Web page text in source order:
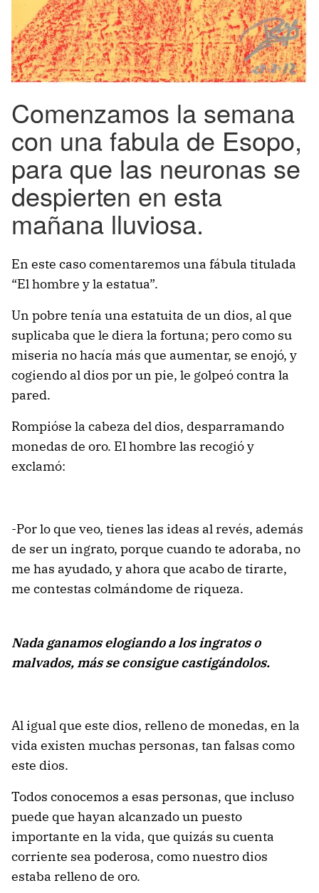
Comenzamos la semana
con una fabula de Esopo,
para que las neuronas se
despierten en esta
mañana lluviosa.
En este caso comentaremos una fábula titulada
“El hombre y la estatua”.
Un pobre tenía una estatuita de un dios, al que
suplicaba que le diera la fortuna; pero como su
miseria no hacía más que aumentar, se enojó, y
cogiendo al dios por un pie, le golpeó contra la
pared.
Rompióse la cabeza del dios, desparramando
monedas de oro. El hombre las recogió y
exclamó:
-Por lo que veo, tienes las ideas al revés, además
de ser un ingrato, porque cuando te adoraba, no
me has ayudado, y ahora que acabo de tirarte,
me contestas colmándome de riqueza.
Nada ganamos elogiando a los ingratos o
malvados, más se consigue castigándolos.
Al igual que este dios, relleno de monedas, en la
vida existen muchas personas, tan falsas como
este dios.
Todos conocemos a esas personas, que incluso
puede que hayan alcanzado un puesto
importante en la vida, que quizás su cuenta
corriente sea poderosa, como nuestro dios
estaba relleno de oro.